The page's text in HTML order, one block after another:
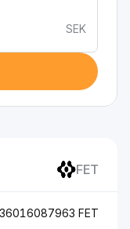
SEK
FET
FET